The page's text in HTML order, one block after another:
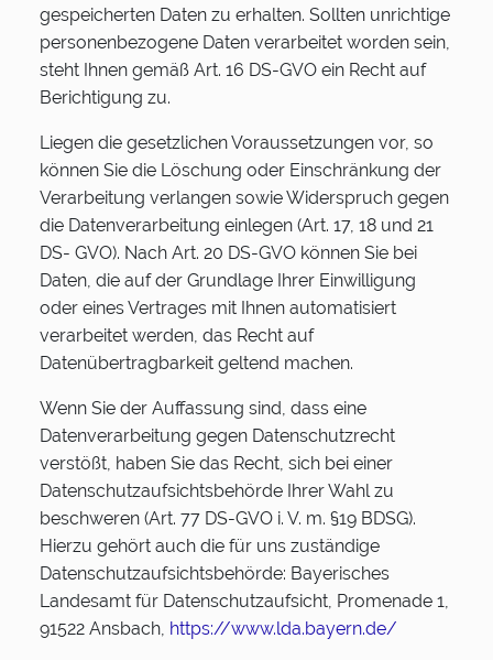
gespeicherten Daten zu erhalten. Sollten unrichtige
personenbezogene Daten verarbeitet worden sein,
steht Ihnen gemäß Art. 16 DS-GVO ein Recht auf
Berichtigung zu.
Liegen die gesetzlichen Voraussetzungen vor, so
können Sie die Löschung oder Einschränkung der
Verarbeitung verlangen sowie Widerspruch gegen
die Datenverarbeitung einlegen (Art. 17, 18 und 21
DS- GVO). Nach Art. 20 DS-GVO können Sie bei
Daten, die auf der Grundlage Ihrer Einwilligung
oder eines Vertrages mit Ihnen automatisiert
verarbeitet werden, das Recht auf
Datenübertragbarkeit geltend machen.
Wenn Sie der Auffassung sind, dass eine
Datenverarbeitung gegen Datenschutzrecht
verstößt, haben Sie das Recht, sich bei einer
Datenschutzaufsichtsbehörde Ihrer Wahl zu
beschweren (Art. 77 DS-GVO i. V. m. §19 BDSG).
Hierzu gehört auch die für uns zuständige
Datenschutzaufsichtsbehörde: Bayerisches
Landesamt für Datenschutzaufsicht, Promenade 1,
91522 Ansbach, https://www.lda.bayern.de/